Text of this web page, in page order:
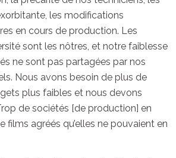
les modifications
en cours de production. Les
sont les nôtres, et notre faiblesse
ne sont pas partagées par nos
Nous avons besoin de plus de
plus faibles et nous devons
de sociétés [de production] en
films agréés qu’elles ne pouvaient en